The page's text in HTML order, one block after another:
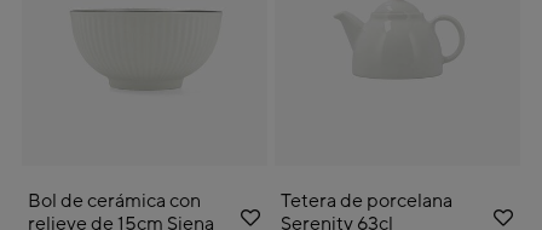
Bol de cerámica con
relieve de 15cm Siena
Tetera de porcelana
Serenity 63cl